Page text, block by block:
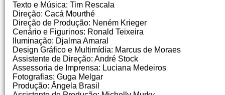
Texto e Música: Tim Rescala
Direção: Cacá Mourthé
Direção de Produção: Neném Krieger
Cenário e Figurinos: Ronald Teixeira
Iluminação: Djalma Amaral
Design Gráfico e Multimídia: Marcus de Moraes
Assistente de Direção: André Stock
Assessoria de Imprensa: Luciana Medeiros
Fotografias: Guga Melgar
Produção: Ângela Brasil